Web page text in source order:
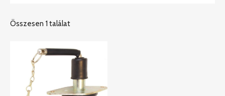
Összesen 1 találat